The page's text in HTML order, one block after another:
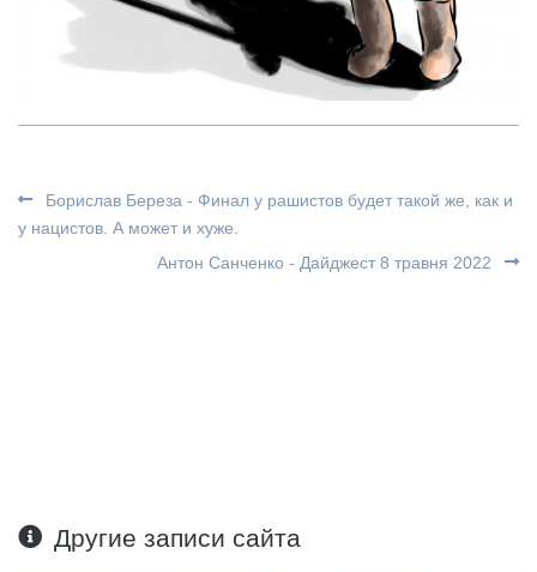
Борислав Береза - Финал у рашистов будет такой же, как и
у нацистов. А может и хуже.
Антон Санченко - Дайджест 8 травня 2022
Другие записи сайта